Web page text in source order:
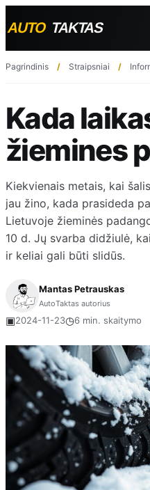
Pagrindinis Straipsniai
Kada
žiemines
Kiekvienais metais, kai
jau žino, kada prasideda
Lietuvoje žieminės
10 d. Jų svarba didžiulė,
ir keliai gali būti slidūs.
Mantas Petrauskas
AutoTaktas autorius
▣2024-11-23◷6 min. skaitymo